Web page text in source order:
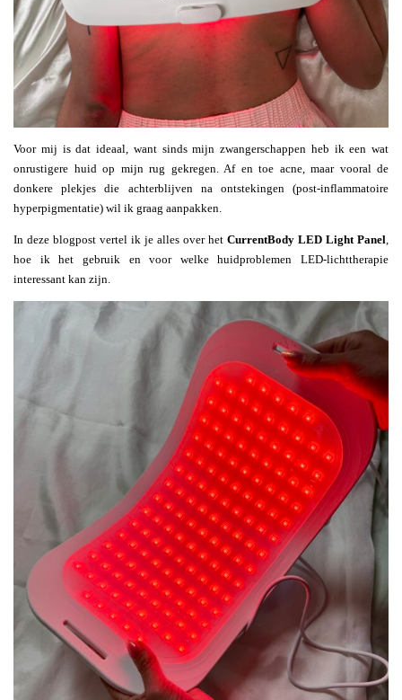
Voor mij is dat ideaal, want sinds mijn zwangerschappen heb ik een wat
onrustigere huid op mijn rug gekregen. Af en toe acne, maar vooral de
donkere plekjes die achterblijven na ontstekingen (post-inflammatoire
hyperpigmentatie) wil ik graag aanpakken.
In deze blogpost vertel ik je alles over het CurrentBody LED Light Panel
hoe ik het gebruik en voor welke huidproblemen LED-lichttherapie
interessant kan zijn.